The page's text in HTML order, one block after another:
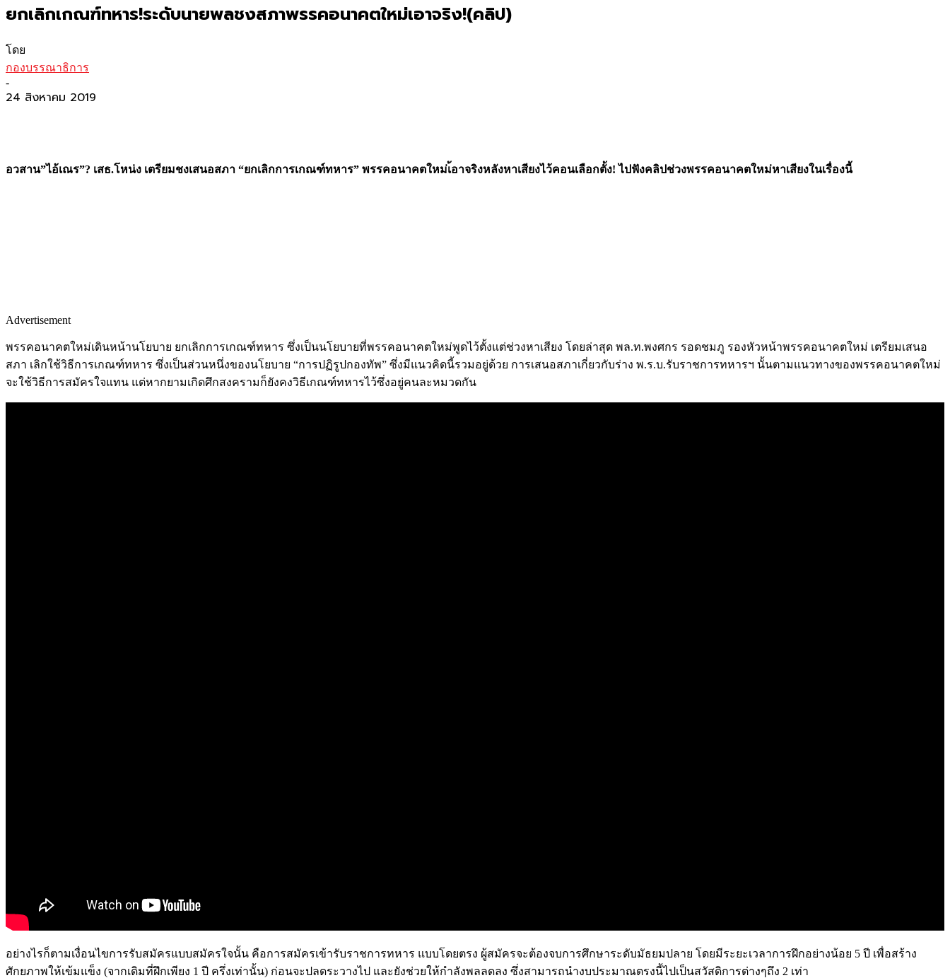
ยกเลิกเกณฑ์ทหาร!ระดับนายพลชงสภาพรรคอนาคตใหม่เอาจริง!(คลิป)
โดย
กองบรรณาธิการ
-
24 สิงหาคม 2019
อวสาน”ไอ้เณร”? เสธ.โหน่ง เตรียมชงเสนอสภา “ยกเลิกการเกณฑ์ทหาร” พรรคอนาคตใหม่เ้อาจริงหลังหาเสียงไว้คอนเลือกตั้ง! ไปฟังคลิปช่วงพรรคอนาคตใหม่หาเสียงในเรื่องนี้
Advertisement
พรรคอนาคตใหม่เดินหน้านโยบาย ยกเลิกการเกณฑ์ทหาร ซึ่งเป็นนโยบายที่พรรคอนาคตใหม่พูดไว้ตั้งแต่ช่วงหาเสียง โดยล่าสุด พล.ท.พงศกร รอดชมภู รองหัวหน้าพรรคอนาคตใหม่ เตรียมเสนอ
สภา เลิกใช้วิธีการเกณฑ์ทหาร ซึ่งเป็นส่วนหนึ่งของนโยบาย “การปฏิรูปกองทัพ” ซึ่งมีแนวคิดนี้รวมอยู่ด้วย การเสนอสภาเกี่ยวกับร่าง พ.ร.บ.รับราชการทหารฯ นั้นตามแนวทางของพรรคอนาคตใหม่
จะใช้วิธีการสมัครใจแทน แต่หากยามเกิดศึกสงครามก็ยังคงวิธีเกณฑ์ทหารไว้ซึ่งอยู่คนละหมวดกัน
อย่างไรก็ตามเงื่อนไขการรับสมัครแบบสมัครใจนั้น คือการสมัครเข้ารับราชการทหาร แบบโดยตรง ผู้สมัครจะต้องจบการศึกษาระดับมัธยมปลาย โดยมีระยะเวลาการฝึกอย่างน้อย 5 ปี เพื่อสร้าง
ศักยภาพให้เข้มแข็ง (จากเดิมที่ฝึกเพียง 1 ปี ครึ่งเท่านั้น) ก่อนจะปลดระวางไป และยังช่วยให้กำลังพลลดลง ซึ่งสามารถนำงบประมาณตรงนี้ไปเป็นสวัสดิการต่างๆถึง 2 เท่า